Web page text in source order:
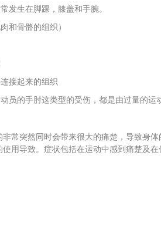
发生在脚踝，膝盖和手腕。
和骨骼的组织）
接起来的组织
员的手肘这类型的受伤，都是由过量的运
常突然同时会带来很大的痛楚，导致身体
用导致。症状包括在运动中感到痛楚及在